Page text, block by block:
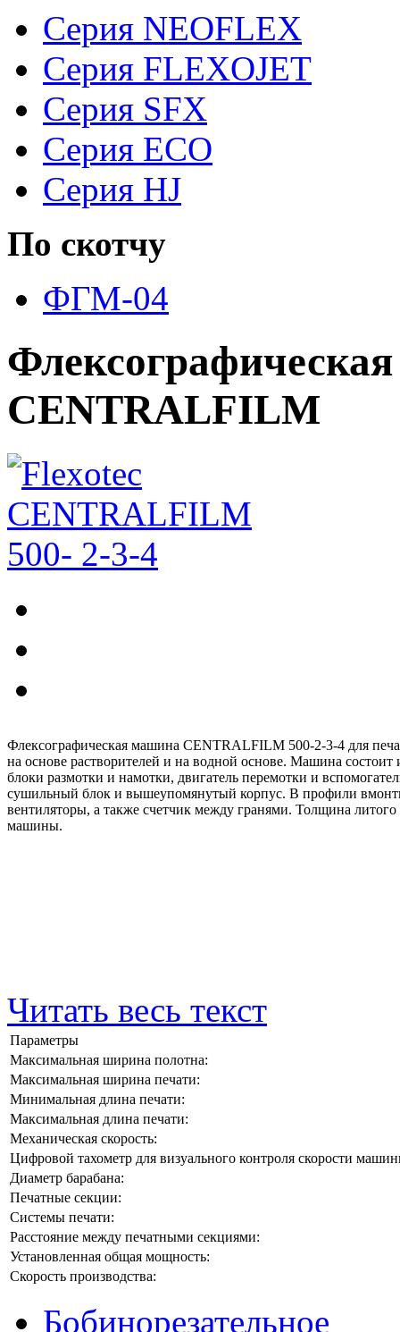
Серия NEOFLEX
Серия FLEXOJET
Серия SFX
Серия ECO
Серия HJ
По скотчу
ФГМ-04
CENTRALFILM
Флексографическая машина CENTRALFILM 500-2-3-4 для
на основе растворителей и на водной основе. Машина
блоки размотки и намотки, двигатель перемотки и
сушильный блок и вышеупомянутый корпус. В профили
вентиляторы, а также счетчик между гранями. Толщина
машины.
Читать весь текст
Параметры
Максимальная ширина полотна:
Максимальная ширина печати:
Минимальная длина печати:
Максимальная длина печати:
Механическая скорость:
Цифровой тахометр для визуального контроля скорости
Диаметр барабана:
Печатные секции:
Системы печати:
Расстояние между печатными секциями:
Установленная общая мощность:
Скорость производства:
Бобинорезательное